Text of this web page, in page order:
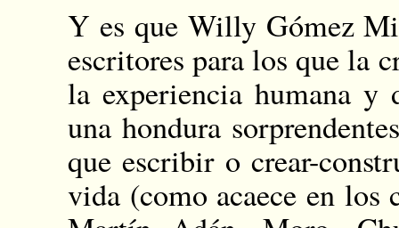
Y es que Willy Gómez
escritores para los que la
la experiencia humana y
una hondura
que escribir o crear-
vida (como acaece en los